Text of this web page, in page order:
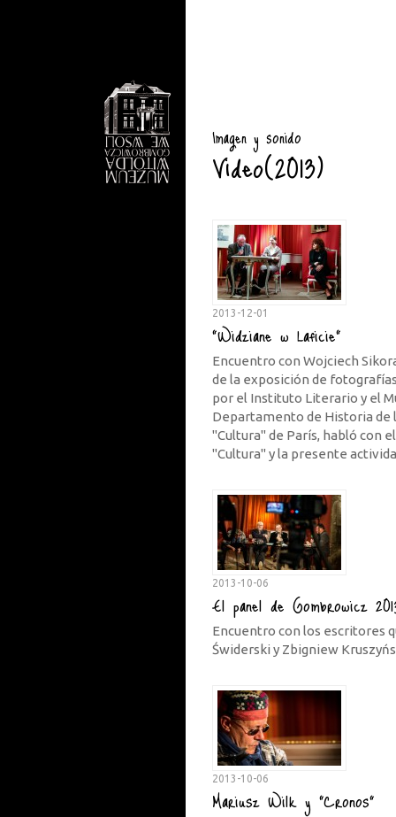
Imagen y sonido
Video(2013)
2013-12-01
"Widziane w Laficie"
Encuentro con Wojciech
de la exposición de
por el Instituto Literario y el
Departamento de Historia de
"Cultura" de París, habló con
"Cultura" y la presente
2013-10-06
El panel de Gombrowicz
Encuentro con los escritores
Świderski y Zbigniew
2013-10-06
Mariusz Wilk y "Cronos"